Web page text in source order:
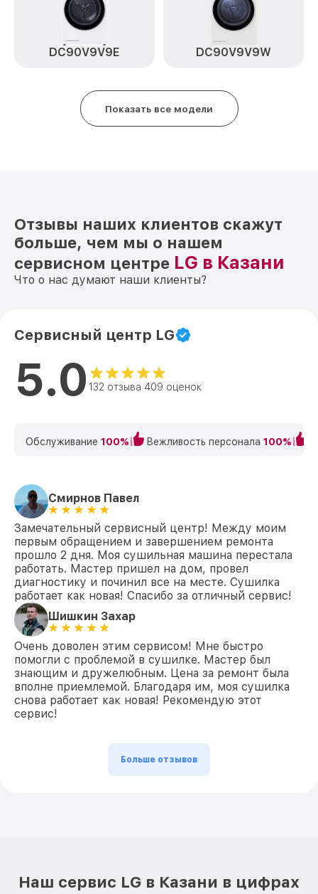
DC90V9V9E DC90V9V9W
Показать все модели
Отзывы наших клиентов скажут
больше, чем мы о нашем
сервисном центре LG в Казани
Что о нас думают наши клиенты?
Сервисный центр LG
5.0 132 отзыва 409 оценок
Обслуживание 100% Вежливость персонала 100%
Смирнов Павел
Замечательный сервисный центр! Между моим
первым обращением и завершением ремонта
прошло 2 дня. Моя сушильная машина перестала
работать. Мастер пришел на дом, провел
диагностику и починил все на месте. Сушилка
работает как новая! Спасибо за отличный сервис!
Шишкин Захар
Очень доволен этим сервисом! Мне быстро
помогли с проблемой в сушилке. Мастер был
знающим и дружелюбным. Цена за ремонт была
вполне приемлемой. Благодаря им, моя сушилка
снова работает как новая! Рекомендую этот
сервис!
Больше отзывов
Наш сервис LG в Казани в цифрах